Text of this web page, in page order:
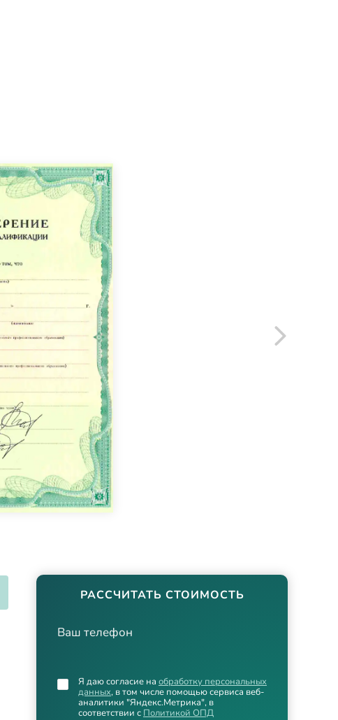
РАССЧИТАТЬ СТОИМОСТЬ
Ваш телефон
Я даю согласие на обработку персональных
данных, в том числе помощью сервиса веб-
аналитики "Яндекс.Метрика", в
соответствии с Политикой ОПД